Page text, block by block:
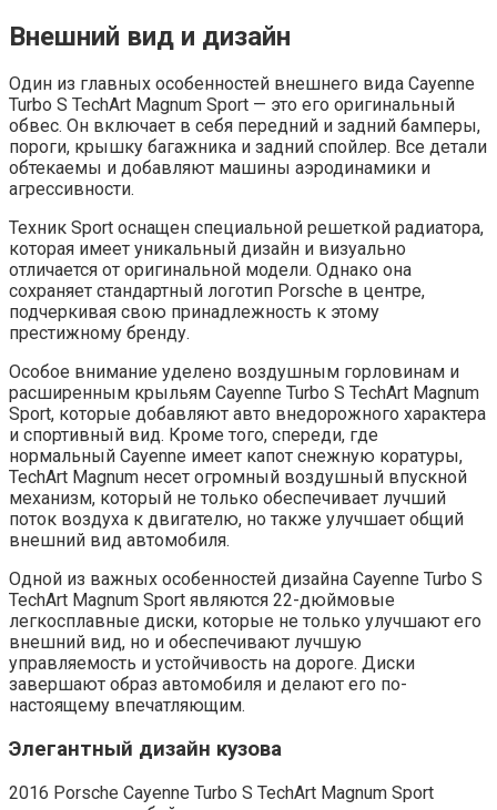
Внешний вид и дизайн
Один из главных особенностей внешнего вида Cayenne
Turbo S TechArt Magnum Sport — это его оригинальный
обвес. Он включает в себя передний и задний бамперы,
пороги, крышку багажника и задний спойлер. Все детали
обтекаемы и добавляют машины аэродинамики и
агрессивности.
Техник Sport оснащен специальной решеткой радиатора,
которая имеет уникальный дизайн и визуально
отличается от оригинальной модели. Однако она
сохраняет стандартный логотип Porsche в центре,
подчеркивая свою принадлежность к этому
престижному бренду.
Особое внимание уделено воздушным горловинам и
расширенным крыльям Cayenne Turbo S TechArt Magnum
Sport, которые добавляют авто внедорожного характера
и спортивный вид. Кроме того, спереди, где
нормальный Cayenne имеет капот снежную коратуры,
TechArt Magnum несет огромный воздушный впускной
механизм, который не только обеспечивает лучший
поток воздуха к двигателю, но также улучшает общий
внешний вид автомобиля.
Одной из важных особенностей дизайна Cayenne Turbo S
TechArt Magnum Sport являются 22-дюймовые
легкосплавные диски, которые не только улучшают его
внешний вид, но и обеспечивают лучшую
управляемость и устойчивость на дороге. Диски
завершают образ автомобиля и делают его по-
настоящему впечатляющим.
Элегантный дизайн кузова
2016 Porsche Cayenne Turbo S TechArt Magnum Sport